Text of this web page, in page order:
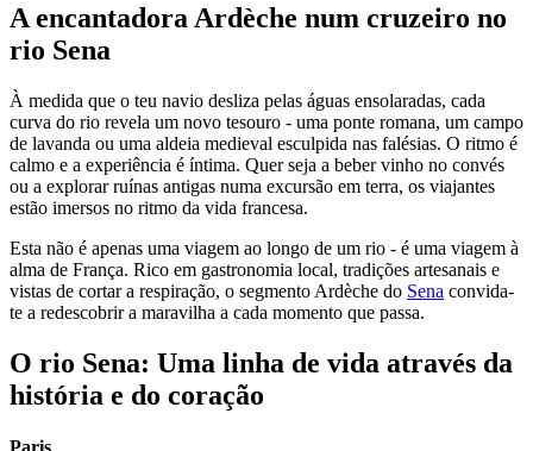
A encantadora Ardèche num cruzeiro no
rio Sena
À medida que o teu navio desliza pelas águas ensolaradas, cada
curva do rio revela um novo tesouro - uma ponte romana, um campo
de lavanda ou uma aldeia medieval esculpida nas falésias. O ritmo é
calmo e a experiência é íntima. Quer seja a beber vinho no convés
ou a explorar ruínas antigas numa excursão em terra, os viajantes
estão imersos no ritmo da vida francesa.
Esta não é apenas uma viagem ao longo de um rio - é uma viagem à
alma de França. Rico em gastronomia local, tradições artesanais e
vistas de cortar a respiração, o segmento Ardèche do Sena convida-
te a redescobrir a maravilha a cada momento que passa.
O rio Sena: Uma linha de vida através da
história e do coração
Paris